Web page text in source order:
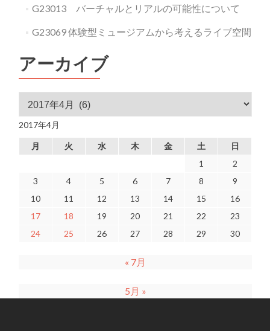
G23013 バーチャルとリアルの可能性について
G23069 体験型ミュージアムから考えるライブ空間
アーカイブ
アーカイブ
2017年4月
月 火 水 木 金 土
日
1
2
3
4 5 6 7 8
9
10
11 12 13 14 15
16
17
18 19 20 21 22
23
24
25 26 27 28 29 30
« 7月
5月 »